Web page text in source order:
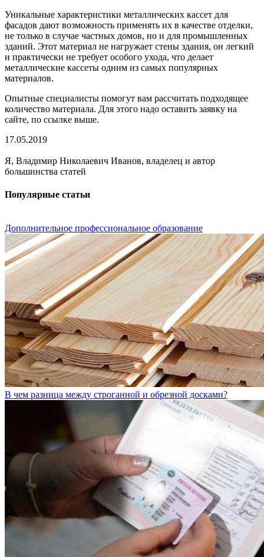
Уникальные характеристики металлических кассет для
фасадов дают возможность применять их в качестве отделки,
не только в случае частных домов, но и для промышленных
зданий. Этот материал не нагружает стены здания, он легкий
и практически не требует особого ухода, что делает
металлические кассеты одним из самых популярных
материалов.
Опытные специалисты помогут вам рассчитать подходящее
количество материала. Для этого надо оставить заявку на
сайте, по ссылке выше.
17.05.2019
Я, Владимир Николаевич Иванов, владелец и автор
большинства статей
Популярные статьи
Дополнительное профессиональное образование
В чем разница между строганной и обрезной досками?